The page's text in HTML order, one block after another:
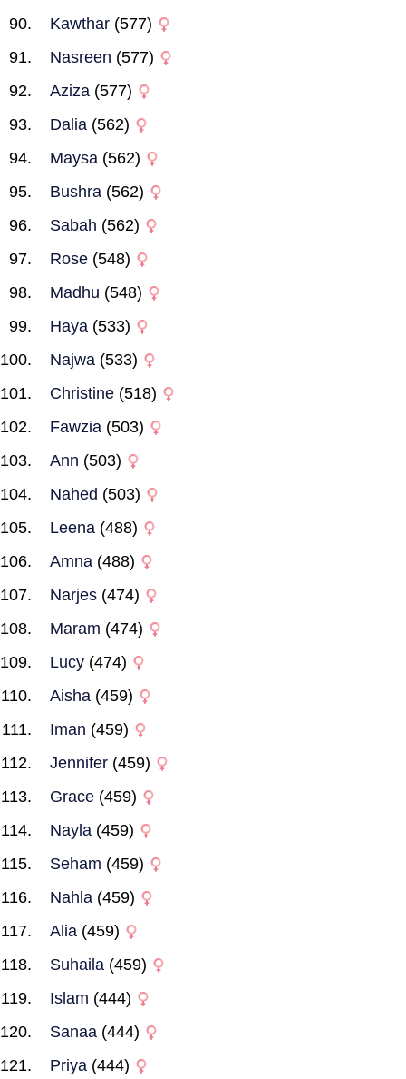
Kawthar (577)
Nasreen (577)
Aziza (577)
Dalia (562)
Maysa (562)
Bushra (562)
Sabah (562)
Rose (548)
Madhu (548)
Haya (533)
Najwa (533)
Christine (518)
Fawzia (503)
Ann (503)
Nahed (503)
Leena (488)
Amna (488)
Narjes (474)
Maram (474)
Lucy (474)
Aisha (459)
Iman (459)
Jennifer (459)
Grace (459)
Nayla (459)
Seham (459)
Nahla (459)
Alia (459)
Suhaila (459)
Islam (444)
Sanaa (444)
Priya (444)